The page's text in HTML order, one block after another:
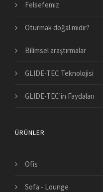
Felsefemiz
Oturmak doğal mıdır?
Bilimsel araştırmalar
GLIDE-TEC Teknolojisi
GLIDE-TEC'in Faydaları
ÜRÜNLER
Ofis
Sofa - Lounge